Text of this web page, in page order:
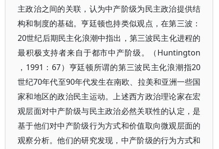
主政治之间的关联，认为中产阶级为民主政治提供结
构和制度的基础。亨廷顿也持类似观点，在第三波：
20世纪后期民主化浪潮中指出，第三波民主化进程的
最积极支持者来自于都市中产阶级。（Huntington
，1991：67）亨廷顿所谓的第三波民主化浪潮指20
世纪70年代至90年代发生在南欧、拉美和亚洲一些国
家和地区的政治民主运动。上述西方政治理论家在宏
观层面对中产阶级与民主政治必然关联性的认定，是
基于他们对中产阶级行为方式和价值取向微观层面的
观察分析。他们的研究发现，中产阶级的行为方式和